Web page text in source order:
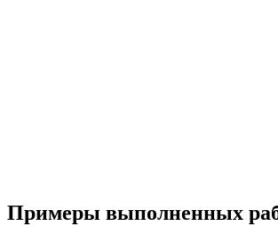
Примеры выполненных